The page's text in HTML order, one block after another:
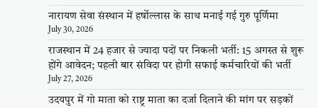
नारायण सेवा संस्थान में हर्षोल्लास के साथ मनाई गई गुरु पूर्णिमा
July 30, 2026
राजस्थान में 24 हजार से ज्यादा पदों पर निकली भर्ती: 15 अगस्त से शुरू
होंगे आवेदन; पहली बार संविदा पर होगी सफाई कर्मचारियों की भर्ती
July 27, 2026
उदयपुर में गो माता को राष्ट्र माता का दर्जा दिलाने की मांग पर सड़कों